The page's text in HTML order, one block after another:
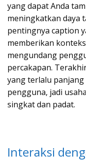
yang dapat Anda
meningkatkan daya
pentingnya caption
memberikan
mengundang
percakapan.
yang terlalu
pengguna, jadi
singkat dan padat.
Interaksi